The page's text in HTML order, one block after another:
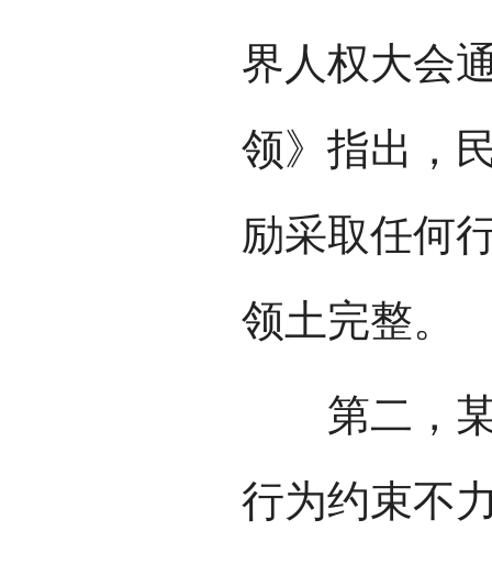
界人权大会
领》指出，
励采取任何
领土完整。
第二，某
行为约束不